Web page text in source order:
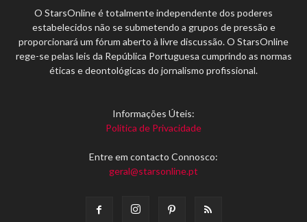
O StarsOnline é totalmente independente dos poderes
estabelecidos não se submetendo a grupos de pressão e
proporcionará um fórum aberto à livre discussão. O StarsOnline
rege-se pelas leis da República Portuguesa cumprindo as normas
éticas e deontológicas do jornalismo profissional.
Informações Úteis:
Política de Privacidade
Entre em contacto Connosco:
geral@starsonline.pt